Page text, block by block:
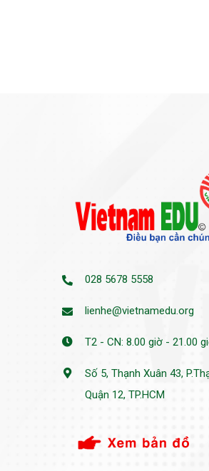
028 5678 5558
lienhe@vietnamedu.org
T2 - CN: 8.00 giờ - 21.00
Số 5, Thạnh Xuân 43,
Quận 12, TP.HCM